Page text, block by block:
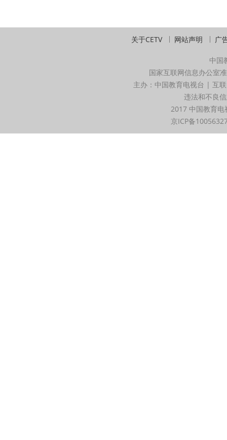
关于CETV 网站声明 广
中国
国家互联网信息办公室
主办：中国教育电视台 | 互
违法和不良
2017 中国教育
京ICP备